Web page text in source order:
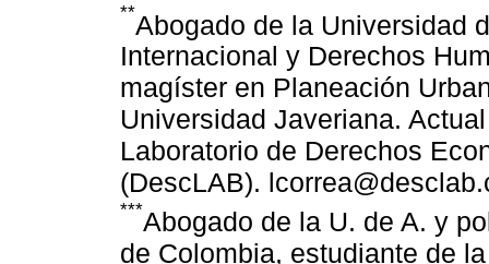
**Abogado de la Universidad
Internacional y Derechos
magíster en Planeación
Universidad Javeriana.
Laboratorio de Derechos
(DescLAB).
***Abogado de la U. de A. y
de Colombia, estudiante de